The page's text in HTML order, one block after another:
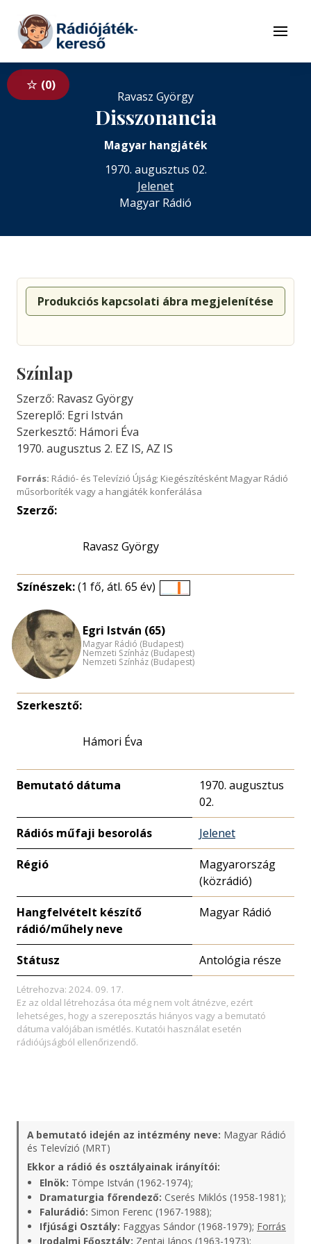
Tovább a tartalomhoz
Menü
0
Ravasz György
Disszonancia
Magyar hangjáték
1970. augusztus 02.
Jelenet
Magyar Rádió
Produkciós kapcsolati ábra megjelenítése
Színlap
Szerző: Ravasz György
Szereplő: Egri István
Szerkesztő: Hámori Éva
1970. augusztus 2. EZ IS, AZ IS
Forrás: Rádió- és Televízió Újság; Kiegészítésként Magyar Rádió
műsorboríték vagy a hangjáték konferálása
Szerző:
Ravasz György
Színészek:(1 fő, átl. 65 év)
Egri István (65)
Magyar Rádió (Budapest)
Nemzeti Színház (Budapest)
Nemzeti Színház (Budapest)
Szerkesztő:
Hámori Éva
Bemutató dátuma
1970. augusztus
02.
Rádiós műfaji besorolás Jelenet
Régió
Magyarország
(közrádió)
Hangfelvételt készítő
rádió/műhely neve
Magyar Rádió
Státusz Antológia része
Létrehozva: 2024. 09. 17.
Ez az oldal létrehozása óta még nem volt átnézve, ezért
lehetséges, hogy a szereposztás hiányos vagy a bemutató
dátuma valójában ismétlés. Kutatói használat esetén
rádióújságból ellenőrizendő.
A bemutató idején az intézmény neve: Magyar Rádió
és Televízió (MRT)
Ekkor a rádió és osztályainak irányítói:
Elnök: Tömpe István (1962-1974);
Dramaturgia főrendező: Cserés Miklós (1958-1981);
Falurádió: Simon Ferenc (1967-1988);
Ifjúsági Osztály: Faggyas Sándor (1968-1979); Forrás
Irodalmi Főosztály: Zentai János (1963-1973);